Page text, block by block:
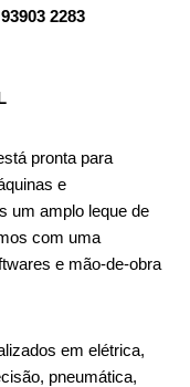
2283
pronta para
e
um amplo leque de
com uma
e mão-de-obra
em elétrica,
pneumática,